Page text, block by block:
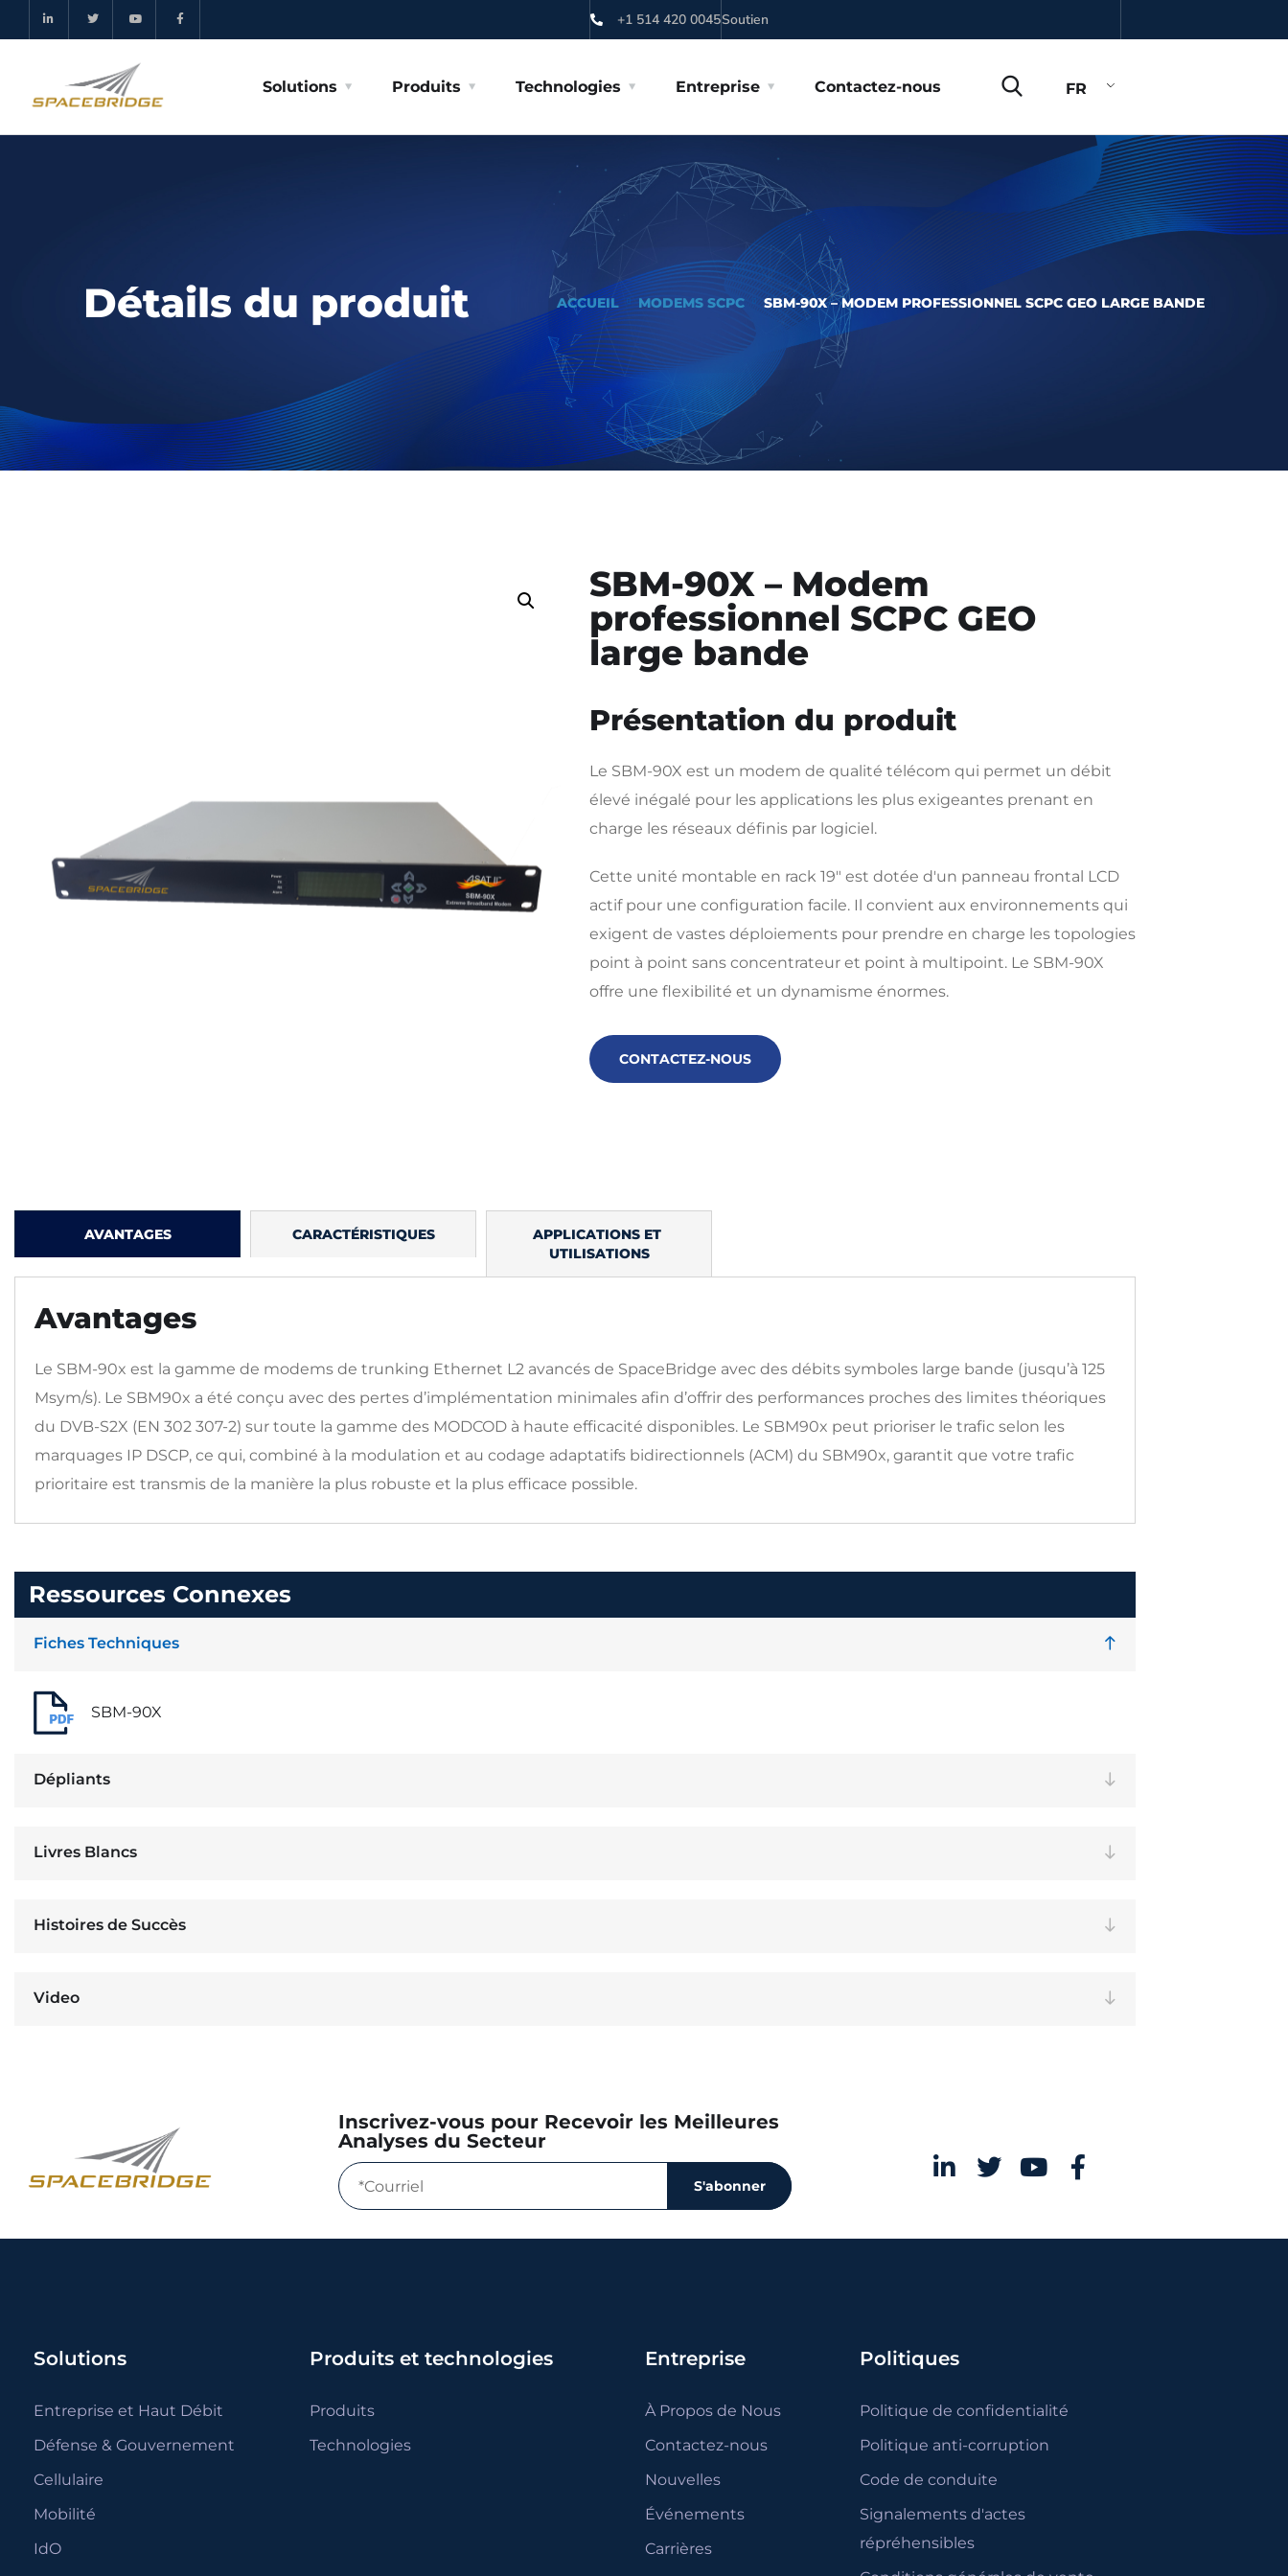
+1 514 420 0045Soutien
Solutions Produits Technologies Entreprise Contactez-nous FR
Détails du produit ACCUEIL MODEMS SCPC SBM-90X – MODEM PROFESSIONNEL SCPC GEO LARGE BANDE
SBM-90X – Modem
professionnel SCPC GEO
large bande
Présentation du produit
Le SBM-90X est un modem de qualité télécom qui permet un débit
élevé inégalé pour les applications les plus exigeantes prenant en
charge les réseaux définis par logiciel.
Cette unité montable en rack 19" est dotée d'un panneau frontal LCD
actif pour une configuration facile. Il convient aux environnements qui
exigent de vastes déploiements pour prendre en charge les topologies
point à point sans concentrateur et point à multipoint. Le SBM-90X
offre une flexibilité et un dynamisme énormes.
CONTACTEZ-NOUS
AVANTAGES CARACTÉRISTIQUES
APPLICATIONS ET
UTILISATIONS
Avantages
Le SBM-90x est la gamme de modems de trunking Ethernet L2 avancés de SpaceBridge avec des débits symboles large bande (jusqu’à 125
Msym/s). Le SBM90x a été conçu avec des pertes d’implémentation minimales afin d’offrir des performances proches des limites théoriques
du DVB-S2X (EN 302 307-2) sur toute la gamme des MODCOD à haute efficacité disponibles. Le SBM90x peut prioriser le trafic selon les
marquages IP DSCP, ce qui, combiné à la modulation et au codage adaptatifs bidirectionnels (ACM) du SBM90x, garantit que votre trafic
prioritaire est transmis de la manière la plus robuste et la plus efficace possible.
Ressources Connexes
Fiches Techniques
SBM-90X
Dépliants
Livres Blancs
Histoires de Succès
Video
Inscrivez-vous pour Recevoir les Meilleures
Analyses du Secteur
S'abonner
Solutions
Entreprise et Haut Débit
Défense & Gouvernement
Cellulaire
Mobilité
IdO
Produits et technologies
Produits
Technologies
Entreprise
À Propos de Nous
Contactez-nous
Nouvelles
Événements
Carrières
Politiques
Politique de confidentialité
Politique anti-corruption
Code de conduite
Signalements d'actes
répréhensibles